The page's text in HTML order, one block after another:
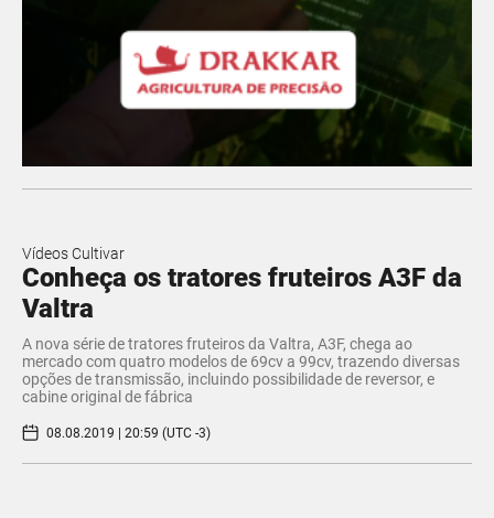
Vídeos Cultivar
Conheça os tratores fruteiros A3F da
Valtra
A nova série de tratores fruteiros da Valtra, A3F, chega ao
mercado com quatro modelos de 69cv a 99cv, trazendo diversas
opções de transmissão, incluindo possibilidade de reversor, e
cabine original de fábrica
08.08.2019 | 20:59 (UTC -3)